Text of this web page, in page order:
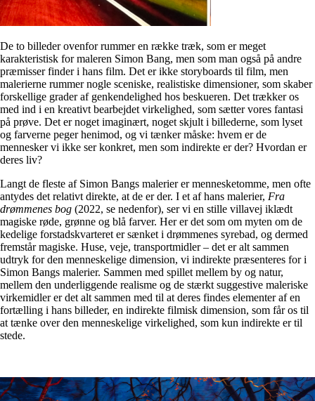
De to billeder ovenfor rummer en række træk, som er meget
karakteristisk for maleren Simon Bang, men som man også på andre
præmisser finder i hans film. Det er ikke storyboards til film, men
malerierne rummer nogle sceniske, realistiske dimensioner, som skaber
forskellige grader af genkendelighed hos beskueren. Det trækker os
med ind i en kreativt bearbejdet virkelighed, som sætter vores fantasi
på prøve. Det er noget imaginært, noget skjult i billederne, som lyset
og farverne peger henimod, og vi tænker måske: hvem er de
mennesker vi ikke ser konkret, men som indirekte er der? Hvordan er
deres liv?
Langt de fleste af Simon Bangs malerier er mennesketomme, men ofte
antydes det relativt direkte, at de er der. I et af hans malerier, Fra
drømmenes bog (2022, se nedenfor), ser vi en stille villavej iklædt
magiske røde, grønne og blå farver. Her er det som om myten om de
kedelige forstadskvarteret er sænket i drømmenes syrebad, og dermed
fremstår magiske. Huse, veje, transportmidler – det er alt sammen
udtryk for den menneskelige dimension, vi indirekte præsenteres for i
Simon Bangs malerier. Sammen med spillet mellem by og natur,
mellem den underliggende realisme og de stærkt suggestive maleriske
virkemidler er det alt sammen med til at deres findes elementer af en
fortælling i hans billeder, en indirekte filmisk dimension, som får os til
at tænke over den menneskelige virkelighed, som kun indirekte er til
stede.